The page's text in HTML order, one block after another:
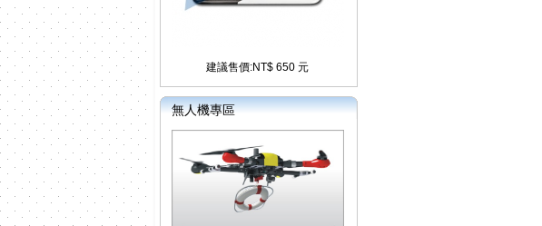
建議售價:NT$ 650 元
無人機專區